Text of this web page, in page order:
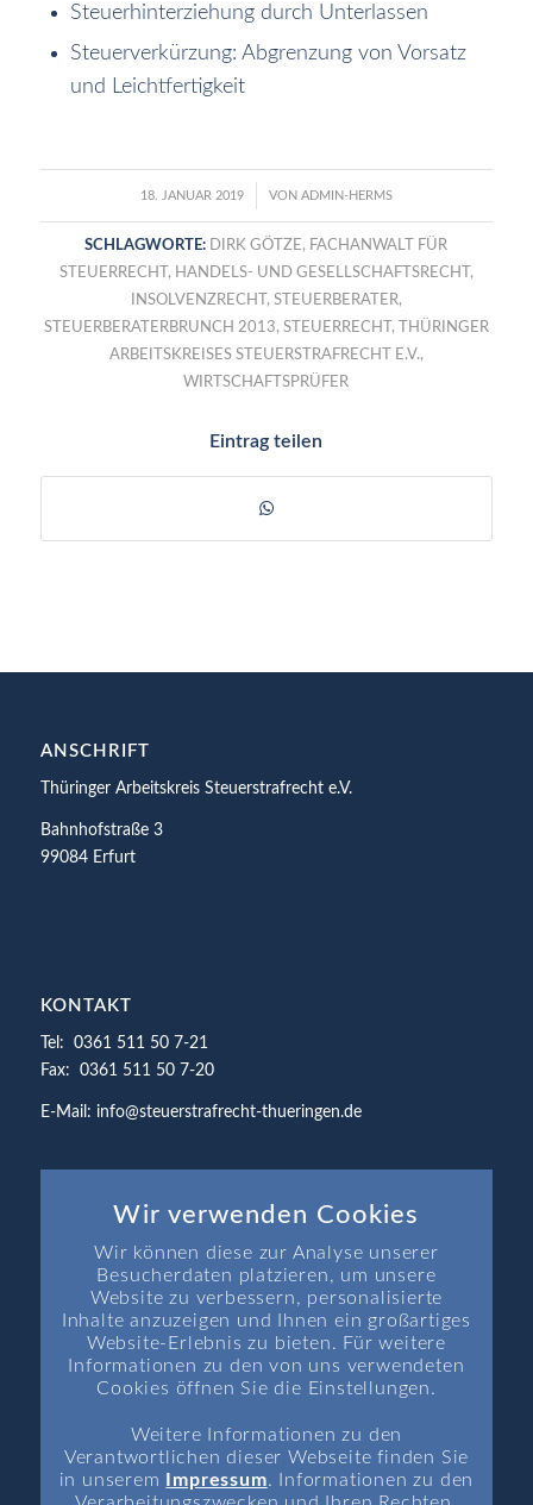
Steuerhinterziehung durch Unterlassen
Steuerverkürzung: Abgrenzung von Vorsatz
und Leichtfertigkeit
18. JANUAR 2019
/ VON ADMIN-HERMS
SCHLAGWORTE: DIRK GÖTZE , FACHANWALT FÜR
STEUERRECHT , HANDELS- UND GESELLSCHAFTSRECHT ,
INSOLVENZRECHT , STEUERBERATER,
STEUERBERATERBRUNCH 2013, STEUERRECHT ,
THÜRINGER
ARBEITSKREISES STEUERSTRAFRECHT E.V.,
WIRTSCHAFTSPRÜFER
Eintrag teilen
ANSCHRIFT
Thüringer Arbeitskreis Steuerstrafrecht e.V.
Bahnhofstraße 3
99084 Erfurt
KONTAKT
Tel: 0361 511 50 7-21
Fax: 0361 511 50 7-20
E-Mail: info@steuerstrafrecht-thueringen.de
SEITEN
Startseite
Aktuelle Themen
Aktuelle Rechtsprechung
Aktuelle Termine
Wir verwenden Cookies
Wir können diese zur Analyse unserer
Besucherdaten platzieren, um unsere
Website zu verbessern, personalisierte
Inhalte anzuzeigen und Ihnen ein großartiges
Website-Erlebnis zu bieten. Für weitere
Informationen zu den von uns verwendeten
Cookies öffnen Sie die Einstellungen.
Weitere Informationen zu den
Verantwortlichen dieser Webseite finden Sie
in unserem
Impressum. Informationen zu den